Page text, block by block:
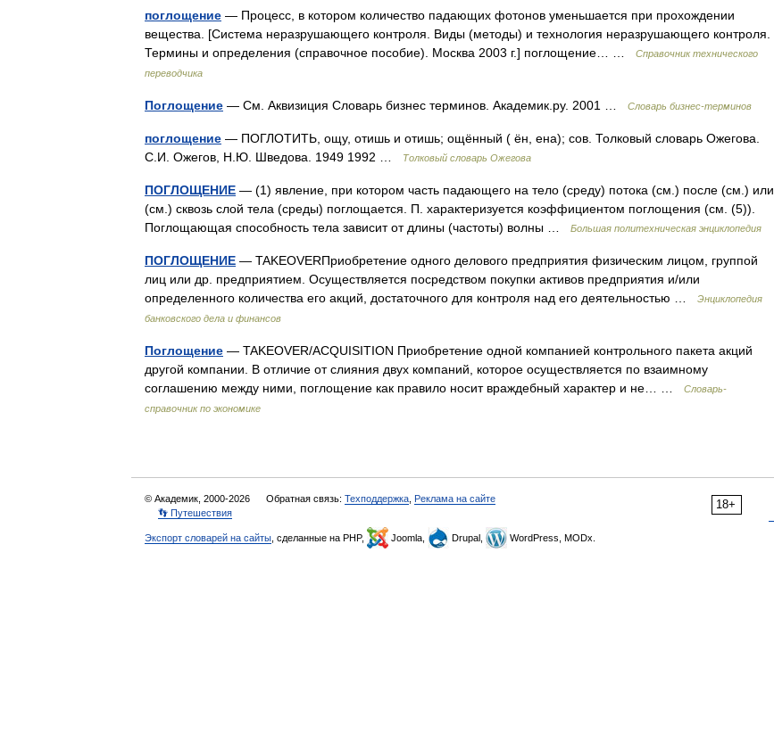
поглощение — Процесс, в котором количество падающих фотонов уменьшается при прохождении
вещества. [Система неразрушающего контроля. Виды (методы) и технология неразрушающего контроля.
Термины и определения (справочное пособие). Москва 2003 г.] поглощение… …
Справочник технического
переводчика
Поглощение — См. Аквизиция Словарь бизнес терминов. Академик.ру. 2001 … Словарь бизнес-терминов
поглощение — ПОГЛОТИТЬ, ощу, отишь и отишь; ощённый ( ён, ена); сов. Толковый словарь Ожегова.
С.И. Ожегов, Н.Ю. Шведова. 1949 1992 …
Толковый словарь Ожегова
ПОГЛОЩЕНИЕ — (1) явление, при котором часть падающего на тело (среду) потока (см.) после (см.) или
(см.) сквозь слой тела (среды) поглощается. П. характеризуется коэффициентом поглощения (см. (5)).
Поглощающая способность тела зависит от длины (частоты) волны …
Большая политехническая энциклопедия
ПОГЛОЩЕНИЕ — TAKEOVERПриобретение одного делового предприятия физическим лицом, группой
лиц или др. предприятием. Осуществляется посредством покупки активов предприятия и/или
определенного количества его акций, достаточного для контроля над его деятельностью …
Энциклопедия
банковского дела и финансов
Поглощение — TAKEOVER/ACQUISITION Приобретение одной компанией контрольного пакета акций
другой компании. В отличие от слияния двух компаний, которое осуществляется по взаимному
соглашению между ними, поглощение как правило носит враждебный характер и не… …
Словарь-
справочник по экономике
18+
© Академик, 2000-2026 Обратная связь: Техподдержка Реклама на сайте
👣 Путешествия
Экспорт словарей на сайты , сделанные на PHP, Joomla, Drupal, WordPress, MODx.